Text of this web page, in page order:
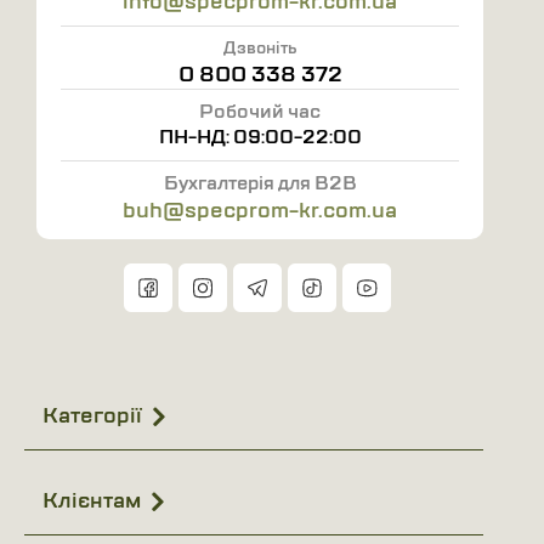
420 г/м2
Дзвоніть
0 800 338 372
Робочий час
ПН-НД: 09:00-22:00
Бухгалтерія для B2B
buh@specprom-kr.com.ua
Категорії
Клієнтам